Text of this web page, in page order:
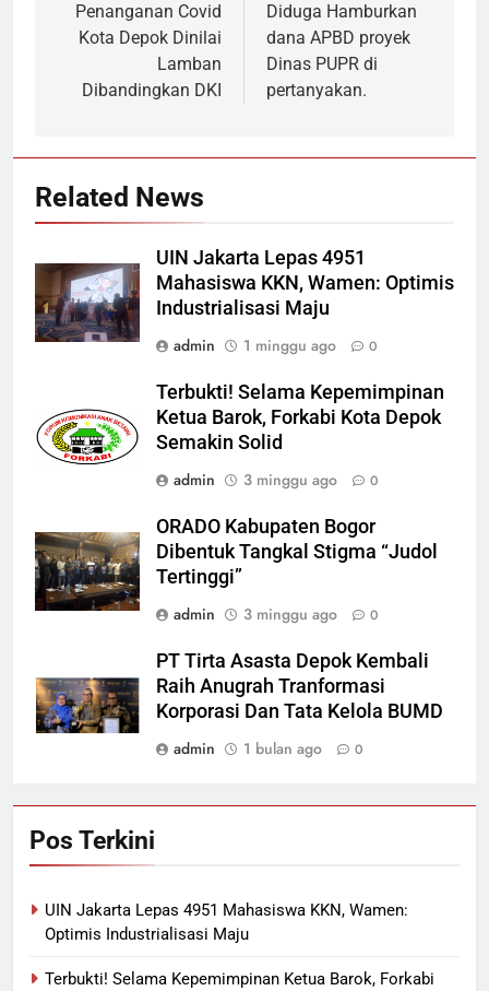
pos
Penanganan Covid
Kota Depok Dinilai
Lamban
Dibandingkan DKI
Diduga Hamburkan
dana APBD proyek
Dinas PUPR di
pertanyakan.
Related News
UIN Jakarta Lepas 4951
Mahasiswa KKN, Wamen: Optimis
Industrialisasi Maju
admin
1 minggu ago 0
Terbukti! Selama Kepemimpinan
Ketua Barok, Forkabi Kota Depok
Semakin Solid
admin
3 minggu ago 0
ORADO Kabupaten Bogor
Dibentuk Tangkal Stigma “Judol
Tertinggi”
admin
3 minggu ago 0
PT Tirta Asasta Depok Kembali
Raih Anugrah Tranformasi
Korporasi Dan Tata Kelola BUMD
admin
1 bulan ago 0
Pos Terkini
UIN Jakarta Lepas 4951 Mahasiswa KKN, Wamen:
Optimis Industrialisasi Maju
Terbukti! Selama Kepemimpinan Ketua Barok, Forkabi